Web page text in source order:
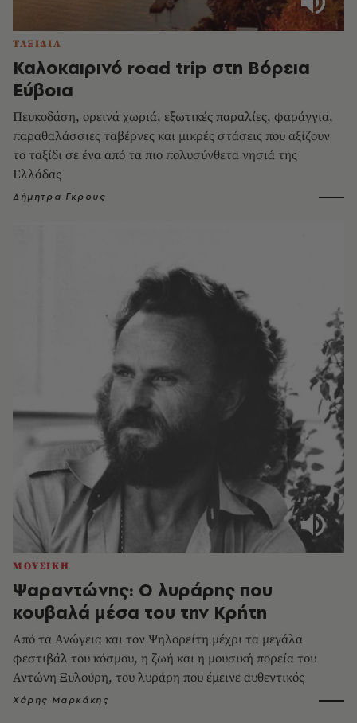
ΤΑΞΙΔΙΑ
Καλοκαιρινό road trip στη Βόρεια
Εύβοια
Πευκοδάση, ορεινά χωριά, εξωτικές παραλίες, φαράγγια,
παραθαλάσσιες ταβέρνες και μικρές στάσεις που αξίζουν
το ταξίδι σε ένα από τα πιο πολυσύνθετα νησιά της
Ελλάδας
Δήμητρα Γκρους
ΜΟΥΣΙΚΗ
Ψαραντώνης: Ο λυράρης που
κουβαλά μέσα του την Κρήτη
Από τα Ανώγεια και τον Ψηλορείτη μέχρι τα μεγάλα
φεστιβάλ του κόσμου, η ζωή και η μουσική πορεία του
Αντώνη Ξυλούρη, του λυράρη που έμεινε αυθεντικός
Χάρης Μαρκάκης